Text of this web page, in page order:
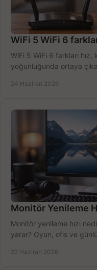
WiFi 5 WiFi 6
WiFi 5 WiFi 6 farkları
yoğunluğunda ortaya
24 Haziran 2026
Monitör Yenileme
Monitör yenileme hızı
yarar? Oyun, ofis ve
22 Haziran 2026